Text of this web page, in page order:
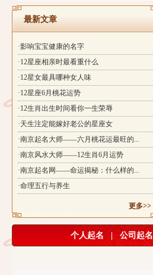
最新文章
·影响宝宝健康的名字
·12星座相亲时最看重什么
·12星女最具哪种女人味
·12星座6月桃花运势
·12生肖出生时间看你一生荣辱
·天生注定能嫁好老公的星座女
·南京起名大师——六月桃花运最旺的...
·南京风水大师——12生肖6月运势
·南京起名网——命运揭秘：什么样的...
·命理五行与养生
更多>>
个人起名 公司起名